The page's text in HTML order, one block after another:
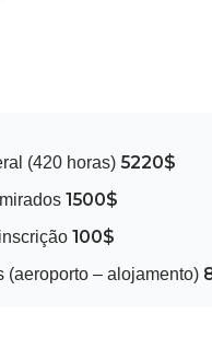
(420 horas) 5220$
1500$
100$
(aeroporto – alojamento)